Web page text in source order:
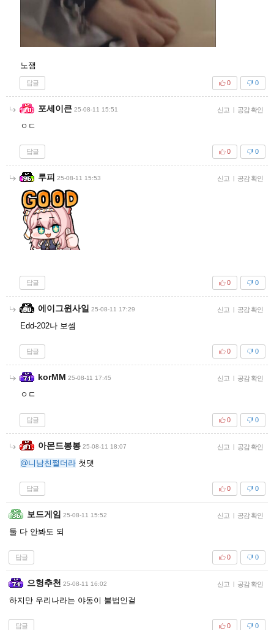
노잼
답글 0
0
포세이큰 25-08-11 15:51 신고 | 공감 확인
ㅇㄷ
답글 0
0
루피 25-08-11 15:53 신고 | 공감 확인
답글 0
0
에이그윈사일 25-08-11 17:29 신고 | 공감 확인
Edd-202나 보셈
답글 0
0
korMM 25-08-11 17:45 신고 | 공감 확인
ㅇㄷ
답글 0
0
아몬드봉봉 25-08-11 18:07 신고 | 공감 확인
@니남친쩔더라 첫댓
답글 0
0
보드게임 25-08-11 15:52 신고 | 공감 확인
둘 다 안봐도 되
답글 0
0
으헝추천 25-08-11 16:02 신고 | 공감 확인
하지만 우리나라는 야동이 불법인걸
답글 0
0